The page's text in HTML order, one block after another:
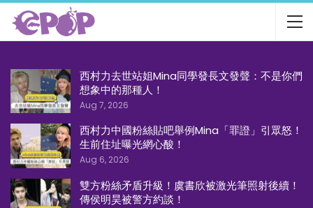
西村力去世站姐Mina同學發長文發聲：不是你們
想象中的那種人！
Aug 7, 2026
西村力中國粉絲貼吧舉例Mina「罪證」引眾怒！
生前住址曝光網心酸！
Aug 6, 2026
雙方粉絲矛盾升級！虞書欣被激光筆照射後續！
傳侯明昊被警方約談！